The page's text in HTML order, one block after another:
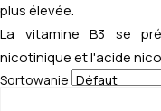
plus élevée.
La vitamine B3 se
nicotinique et l'acide
Sortowanie